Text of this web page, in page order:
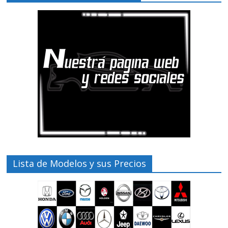
Lista de Modelos y sus Precios